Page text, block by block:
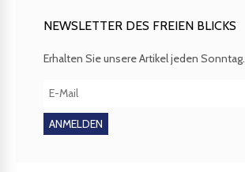
NEWSLETTER DES FREIEN BLICKS
Erhalten Sie unsere Artikel jeden Sonntag.